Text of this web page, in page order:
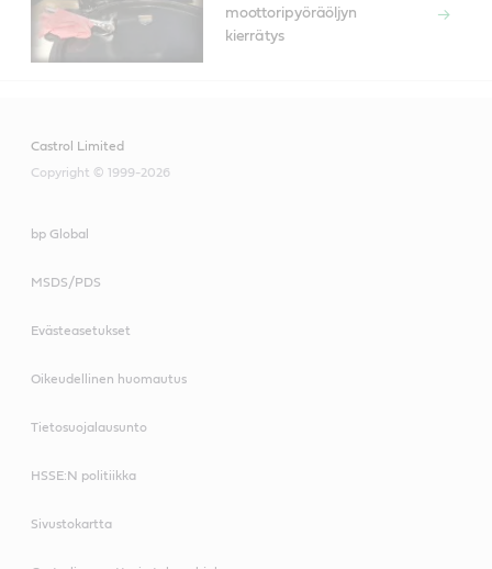
moottoripyöräöljyn
kierrätys
Castrol Limited
Copyright © 1999-2026
bp Global
MSDS/PDS
Evästeasetukset
Oikeudellinen huomautus
Tietosuojalausunto
HSSE:N politiikka
Sivustokartta